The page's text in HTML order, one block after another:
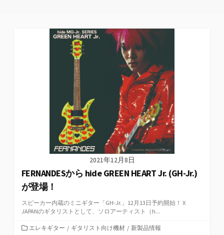
2021年12月8日
FERNANDESから hide GREEN HEART Jr. (GH-Jr.)
が登場！
スピーカー内蔵のミニギター「GH-Jr.」12月13日予約開始！ X
JAPANのギタリストとして、ソロアーティスト（h...
カエレキギター / ギタリスト向け機材 / 新製品情報